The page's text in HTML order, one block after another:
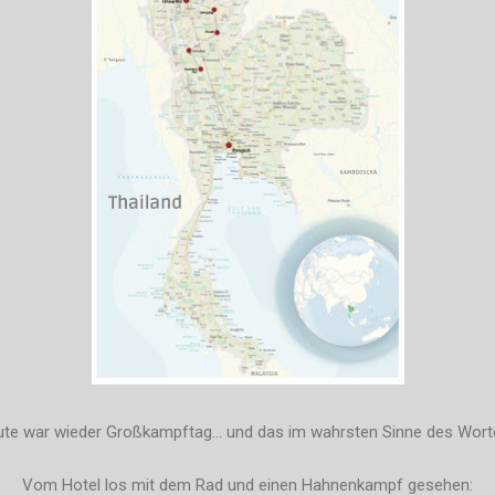
war wieder Großkampftag... und das im wahrsten Sinne des
Vom Hotel los mit dem Rad und einen Hahnenkampf gesehen: